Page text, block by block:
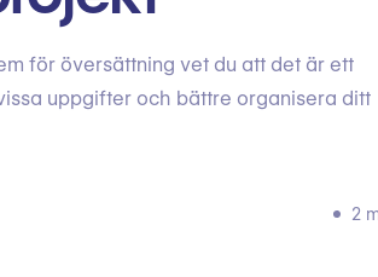
för översättning vet du att det är ett
uppgifter och bättre organisera ditt
2